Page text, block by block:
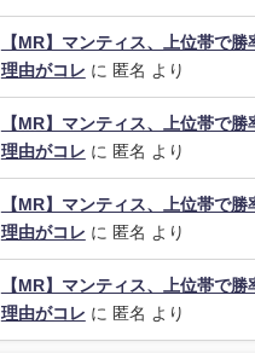
【MR】マンティス、上位帯で勝
理由がコレ に 匿名 より
【MR】マンティス、上位帯で勝
理由がコレ に 匿名 より
【MR】マンティス、上位帯で勝
理由がコレ に 匿名 より
【MR】マンティス、上位帯で勝
理由がコレ に 匿名 より